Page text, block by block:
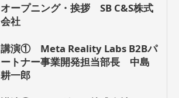
オープニング・挨拶 SB C&S株式
会社
講演① Meta Reality Labs B2Bパ
ートナー事業開発担当部長 中島
耕一郎